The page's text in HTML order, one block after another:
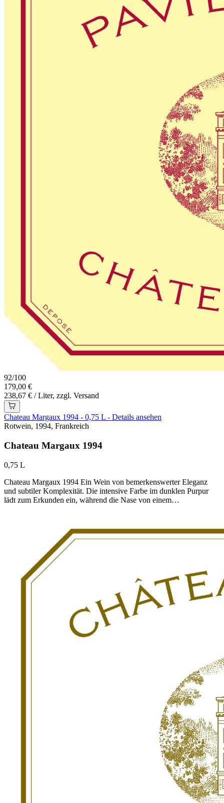
92/100
179,00 €
238,67 € / Liter, zzgl. Versand
Chateau Margaux 1994 - 0,75 L - Details ansehen
Rotwein, 1994, Frankreich
Chateau Margaux 1994
0,75 L
Chateau Margaux 1994 Ein Wein von bemerkenswerter Eleganz
und subtiler Komplexität. Die intensive Farbe im dunklen Purpur
lädt zum Erkunden ein, während die Nase von einem…